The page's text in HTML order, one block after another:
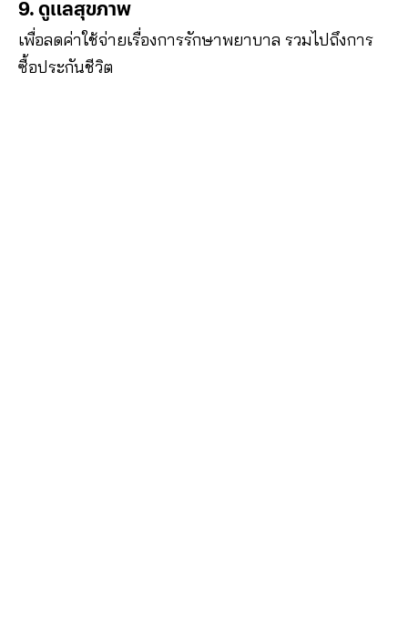
9. ดูแลสุขภาพ
เพื่อลดค่าใช้จ่ายเรื่องการรักษาพยาบาล รวมไปถึงการ
ซื้อประกันชีวิต